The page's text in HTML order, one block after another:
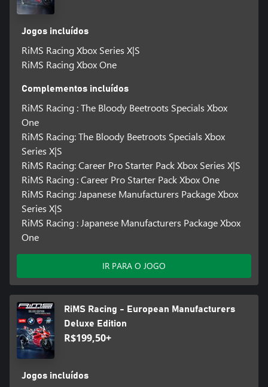
Jogos incluídos
RiMS Racing Xbox Series X|S
RiMS Racing Xbox One
Complementos incluídos
RiMS Racing : The Bloody Beetroots Specials Xbox
One
RiMS Racing: The Bloody Beetroots Specials Xbox
Series X|S
RiMS Racing: Career Pro Starter Pack Xbox Series X|S
RiMS Racing : Career Pro Starter Pack Xbox One
RiMS Racing: Japanese Manufacturers Package Xbox
Series X|S
RiMS Racing : Japanese Manufacturers Package Xbox
One
IR PARA O JOGO
RiMS Racing - European Manufacturers
Deluxe Edition
R$199,50+
Jogos incluídos